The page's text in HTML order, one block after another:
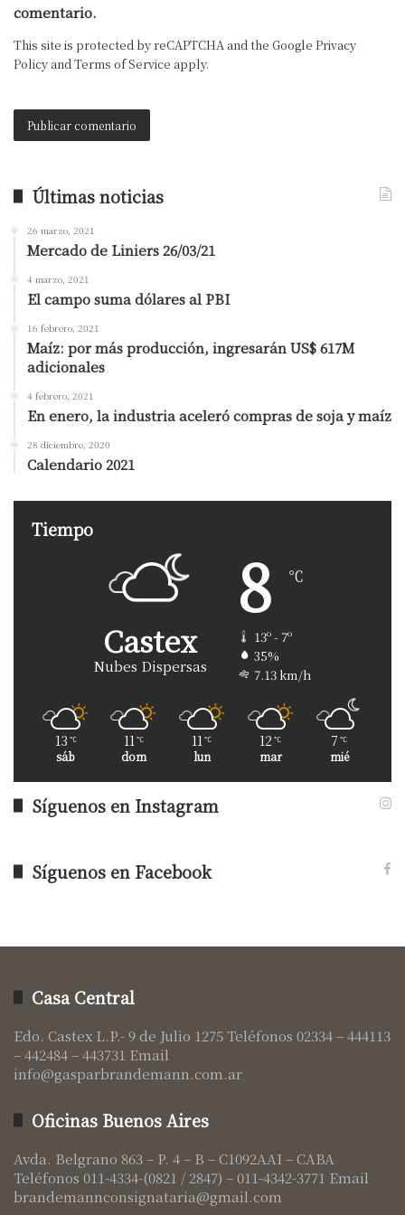
comentario.
This site is protected by reCAPTCHA and the Google Privacy
Policy andTerms of Service apply.
Últimas noticias
26 marzo, 2021
Mercado de Liniers 26/03/21
4 marzo, 2021
El campo suma dólares al PBI
16 febrero, 2021
Maíz: por más producción, ingresarán US$ 617M
adicionales
4 febrero, 2021
En enero, la industria aceleró compras de soja y maíz
28 diciembre, 2020
Calendario 2021
Tiempo
Castex
Nubes Dispersas
8 ℃
13º - 7º
35%
7.13 km/h
13 ℃
sáb
11 ℃
dom
11 ℃
lun
12 ℃
mar
7 ℃
mié
Síguenos en Instagram
Síguenos en Facebook
Casa Central
Edo. Castex L.P.- 9 de Julio 1275 Teléfonos 02334 – 444113
– 442484 – 443731 Email
info@gasparbrandemann.com.ar
Oficinas Buenos Aires
Avda. Belgrano 863 – P. 4 – B – C1092AAI – CABA
Teléfonos 011-4334-(0821 / 2847) – 011-4342-3771 Email
brandemannconsignataria@gmail.com